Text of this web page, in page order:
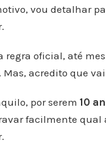
vou detalhar
regra oficial, até
acredito que
por serem 10
facilmente qual